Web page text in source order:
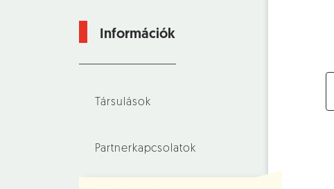
Információk
Társulások
Partnerkapcsolatok